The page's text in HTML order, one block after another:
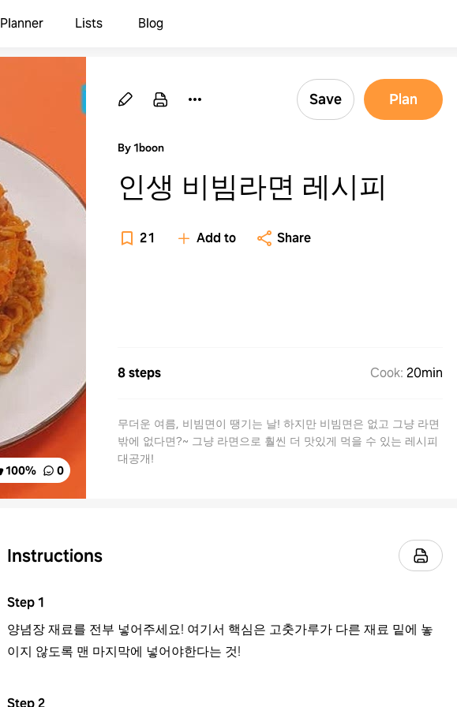
Planner Lists Blog
100% 0
Save Plan
By 1boon
인생 비빔라면 레시피
21 Add to Share
8 steps Cook: 20min
무더운 여름, 비빔면이 땡기는 날! 하지만 비빔면은 없고 그냥 라면
밖에 없다면?~ 그냥 라면으로 훨씬 더 맛있게 먹을 수 있는 레시피
대공개!
Instructions
Step1
양념장 재료를 전부 넣어주세요! 여기서 핵심은 고춧가루가 다른 재료 밑에 놓
이지 않도록 맨 마지막에 넣어야한다는 것!
Step2